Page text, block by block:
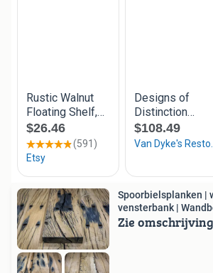
Spoorbielsplanken |
vensterbank |
Zie omschrijving